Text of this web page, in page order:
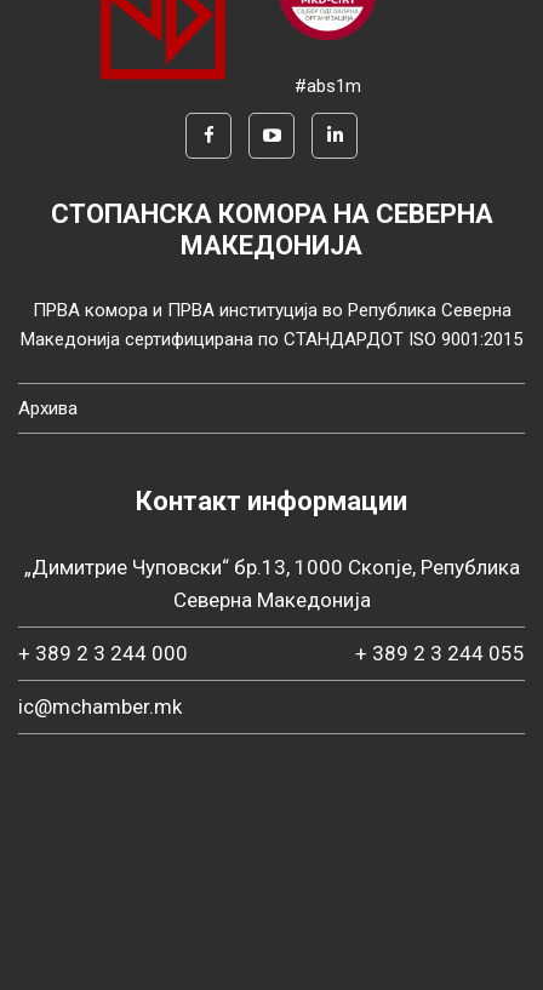
#abs1m
СТОПАНСКА КОМОРА НА СЕВЕРНА
МАКЕДОНИЈА
ПРВА комора и ПРВА институција во Република Северна
Македонија сертифицирана по СТАНДАРДОТ ISO 9001:2015
Архива
Контакт информации
„Димитрие Чуповски“ бр.13, 1000 Скопје, Република
Северна Македонија
+ 389 2 3 244 000 + 389 2 3 244 055
ic@mchamber.mk